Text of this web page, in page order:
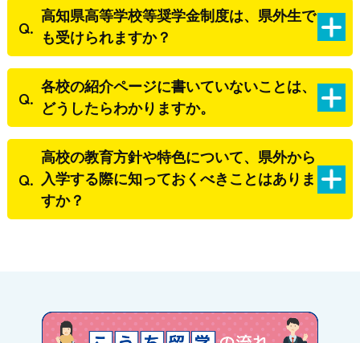
高知県高等学校等奨学金制度は、県外生で
も受けられますか？
各校の紹介ページに書いていないことは、
どうしたらわかりますか。
高校の教育方針や特色について、県外から
入学する際に知っておくべきことはありま
すか？